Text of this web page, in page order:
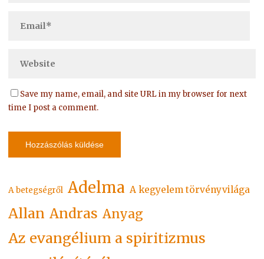
Save my name, email, and site URL in my browser for next
time I post a comment.
A betegségről Adelma A kegyelem törvényvilága
Allan Andras Anyag
Az evangélium a spiritizmus